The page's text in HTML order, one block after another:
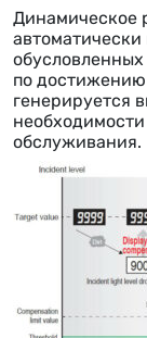
Динамическое
по достижению
генерируется
обслуживания.